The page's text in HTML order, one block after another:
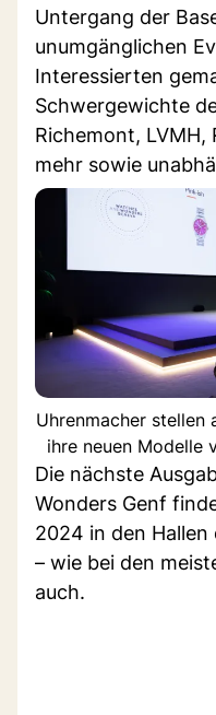
Untergang der
unumgänglichen
Interessierten
Schwergewichte
Richemont, LVMH,
mehr sowie
Uhrenmacher stellen
ihre neuen Modelle
Die nächste
Wonders Genf
2024 in den
– wie bei den
auch.